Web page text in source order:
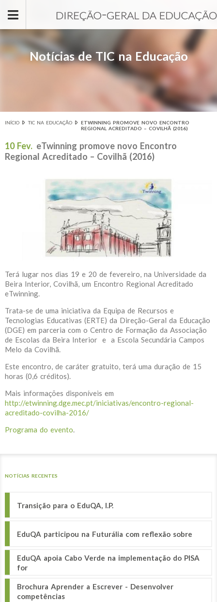
Notícias de TIC na Educação
INÍCIO TIC NA EDUCAÇÃO
ETWINNING PROMOVE NOVO ENCONTRO
REGIONAL ACREDITADO – COVILHÃ (2016)
10 Fev. eTwinning promove novo Encontro
Regional Acreditado – Covilhã (2016)
Terá lugar nos dias 19 e 20 de fevereiro, na Universidade da
Beira Interior, Covilhã, um Encontro Regional Acreditado
eTwinning.
Trata-se de uma iniciativa da Equipa de Recursos e
Tecnologias Educativas (ERTE) da Direção-Geral da Educação
(DGE) em parceria com o Centro de Formação da Associação
de Escolas da Beira Interior e a Escola Secundária Campos
Melo da Covilhã.
Este encontro, de caráter gratuito, terá uma duração de 15
horas (0,6 créditos).
Mais informações disponíveis em
http://etwinning.dge.mec.pt/iniciativas/encontro-regional-
acreditado-covilha-2016/
Programa do evento.
NOTÍCIAS RECENTES
Transição para o EduQA, I.P.
EduQA participou na Futurália com reflexão sobre
EduQA apoia Cabo Verde na implementação do PISA
for
Brochura Aprender a Escrever - Desenvolver
competências